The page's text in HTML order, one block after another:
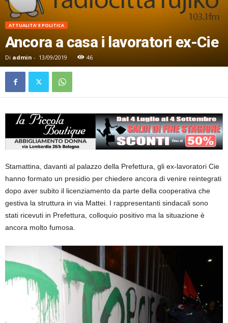
ATTUALITA' E POLITICA
Ancora a casa i lavoratori ex-Cie
Di admin - 13/09/2019 46
Stamattina, davanti al palazzo della Prefettura, gli ex-lavoratori Cie
hanno formato un presidio per chiedere ancora di venire reintegrati
dopo aver subito il licenziamento da parte della cooperativa che
gestiva la struttura in via Mattei. I rappresentanti sindacali sono
stati ricevuti in Prefettura, colloquio positivo ma la situazione è
ancora molto fumosa.